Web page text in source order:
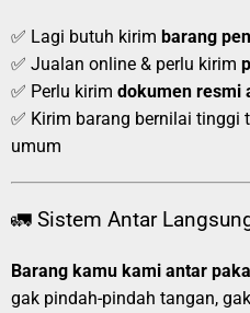
✅ Lagi butuh kirim barang
✅ Jualan online & perlu kirim
✅ Perlu kirim dokumen resmi
✅ Kirim barang bernilai tinggi
umum
🚛 Sistem Antar
Barang kamu kami antar
gak pindah-pindah tangan,